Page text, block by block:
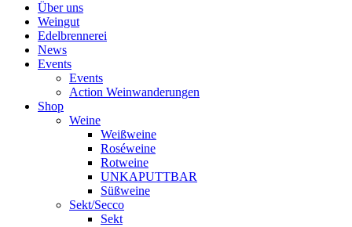
Über uns
Weingut
Edelbrennerei
News
Events
Events
Action Weinwanderungen
Shop
Weine
Weißweine
Roséweine
Rotweine
UNKAPUTTBAR
Süßweine
Sekt/Secco
Sekt